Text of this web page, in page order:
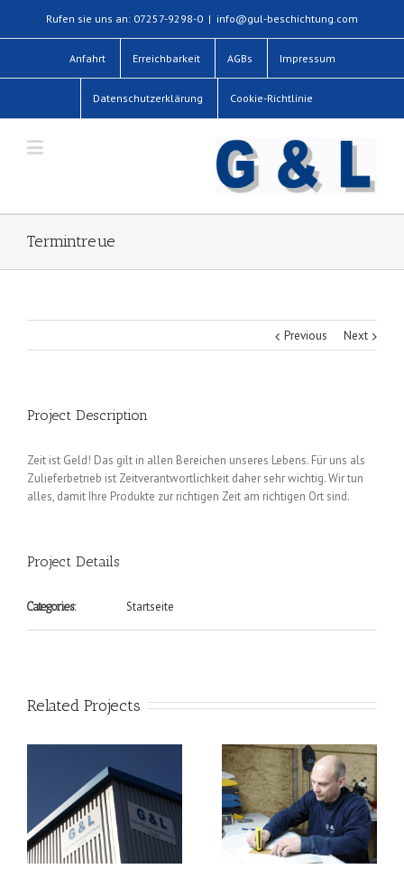
Rufen sie uns an: 07257-9298-0 | info@gul-beschichtung.com
Anfahrt Erreichbarkeit AGBs Impressum
Datenschutzerklärung Cookie-Richtlinie
Termintreue
Previous Next
Project Description
Zeit ist Geld! Das gilt in allen Bereichen unseres Lebens. Für uns als
Zulieferbetrieb ist Zeitverantwortlichkeit daher sehr wichtig. Wir tun
alles, damit Ihre Produkte zur richtigen Zeit am richtigen Ort sind.
Project Details
Categories: Startseite
Related Projects
Qualität